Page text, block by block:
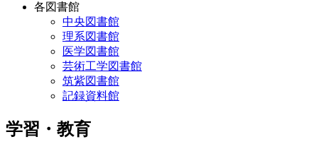
各図書館
中央図書館
理系図書館
医学図書館
芸術工学図書館
筑紫図書館
記録資料館
学習・教育